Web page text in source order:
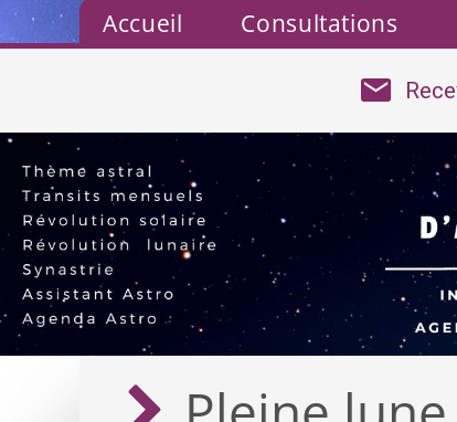
Accueil Consultations